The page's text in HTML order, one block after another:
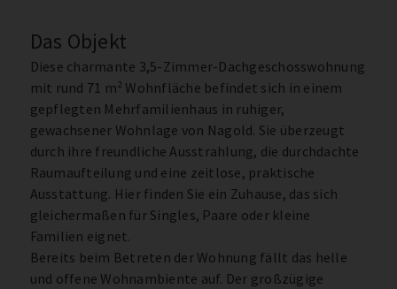
Das Objekt
Diese charmante 3,5-Zimmer-Dachgeschosswohnung
mit rund 71 m² Wohnfläche befindet sich in einem
gepflegten Mehrfamilienhaus in ruhiger,
gewachsener Wohnlage von Nagold. Sie überzeugt
durch ihre freundliche Ausstrahlung, die durchdachte
Raumaufteilung und eine zeitlose, praktische
Ausstattung. Hier finden Sie ein Zuhause, das sich
gleichermaßen für Singles, Paare oder kleine
Familien eignet.
Bereits beim Betreten der Wohnung fällt das helle
und offene Wohnambiente auf. Der großzügige